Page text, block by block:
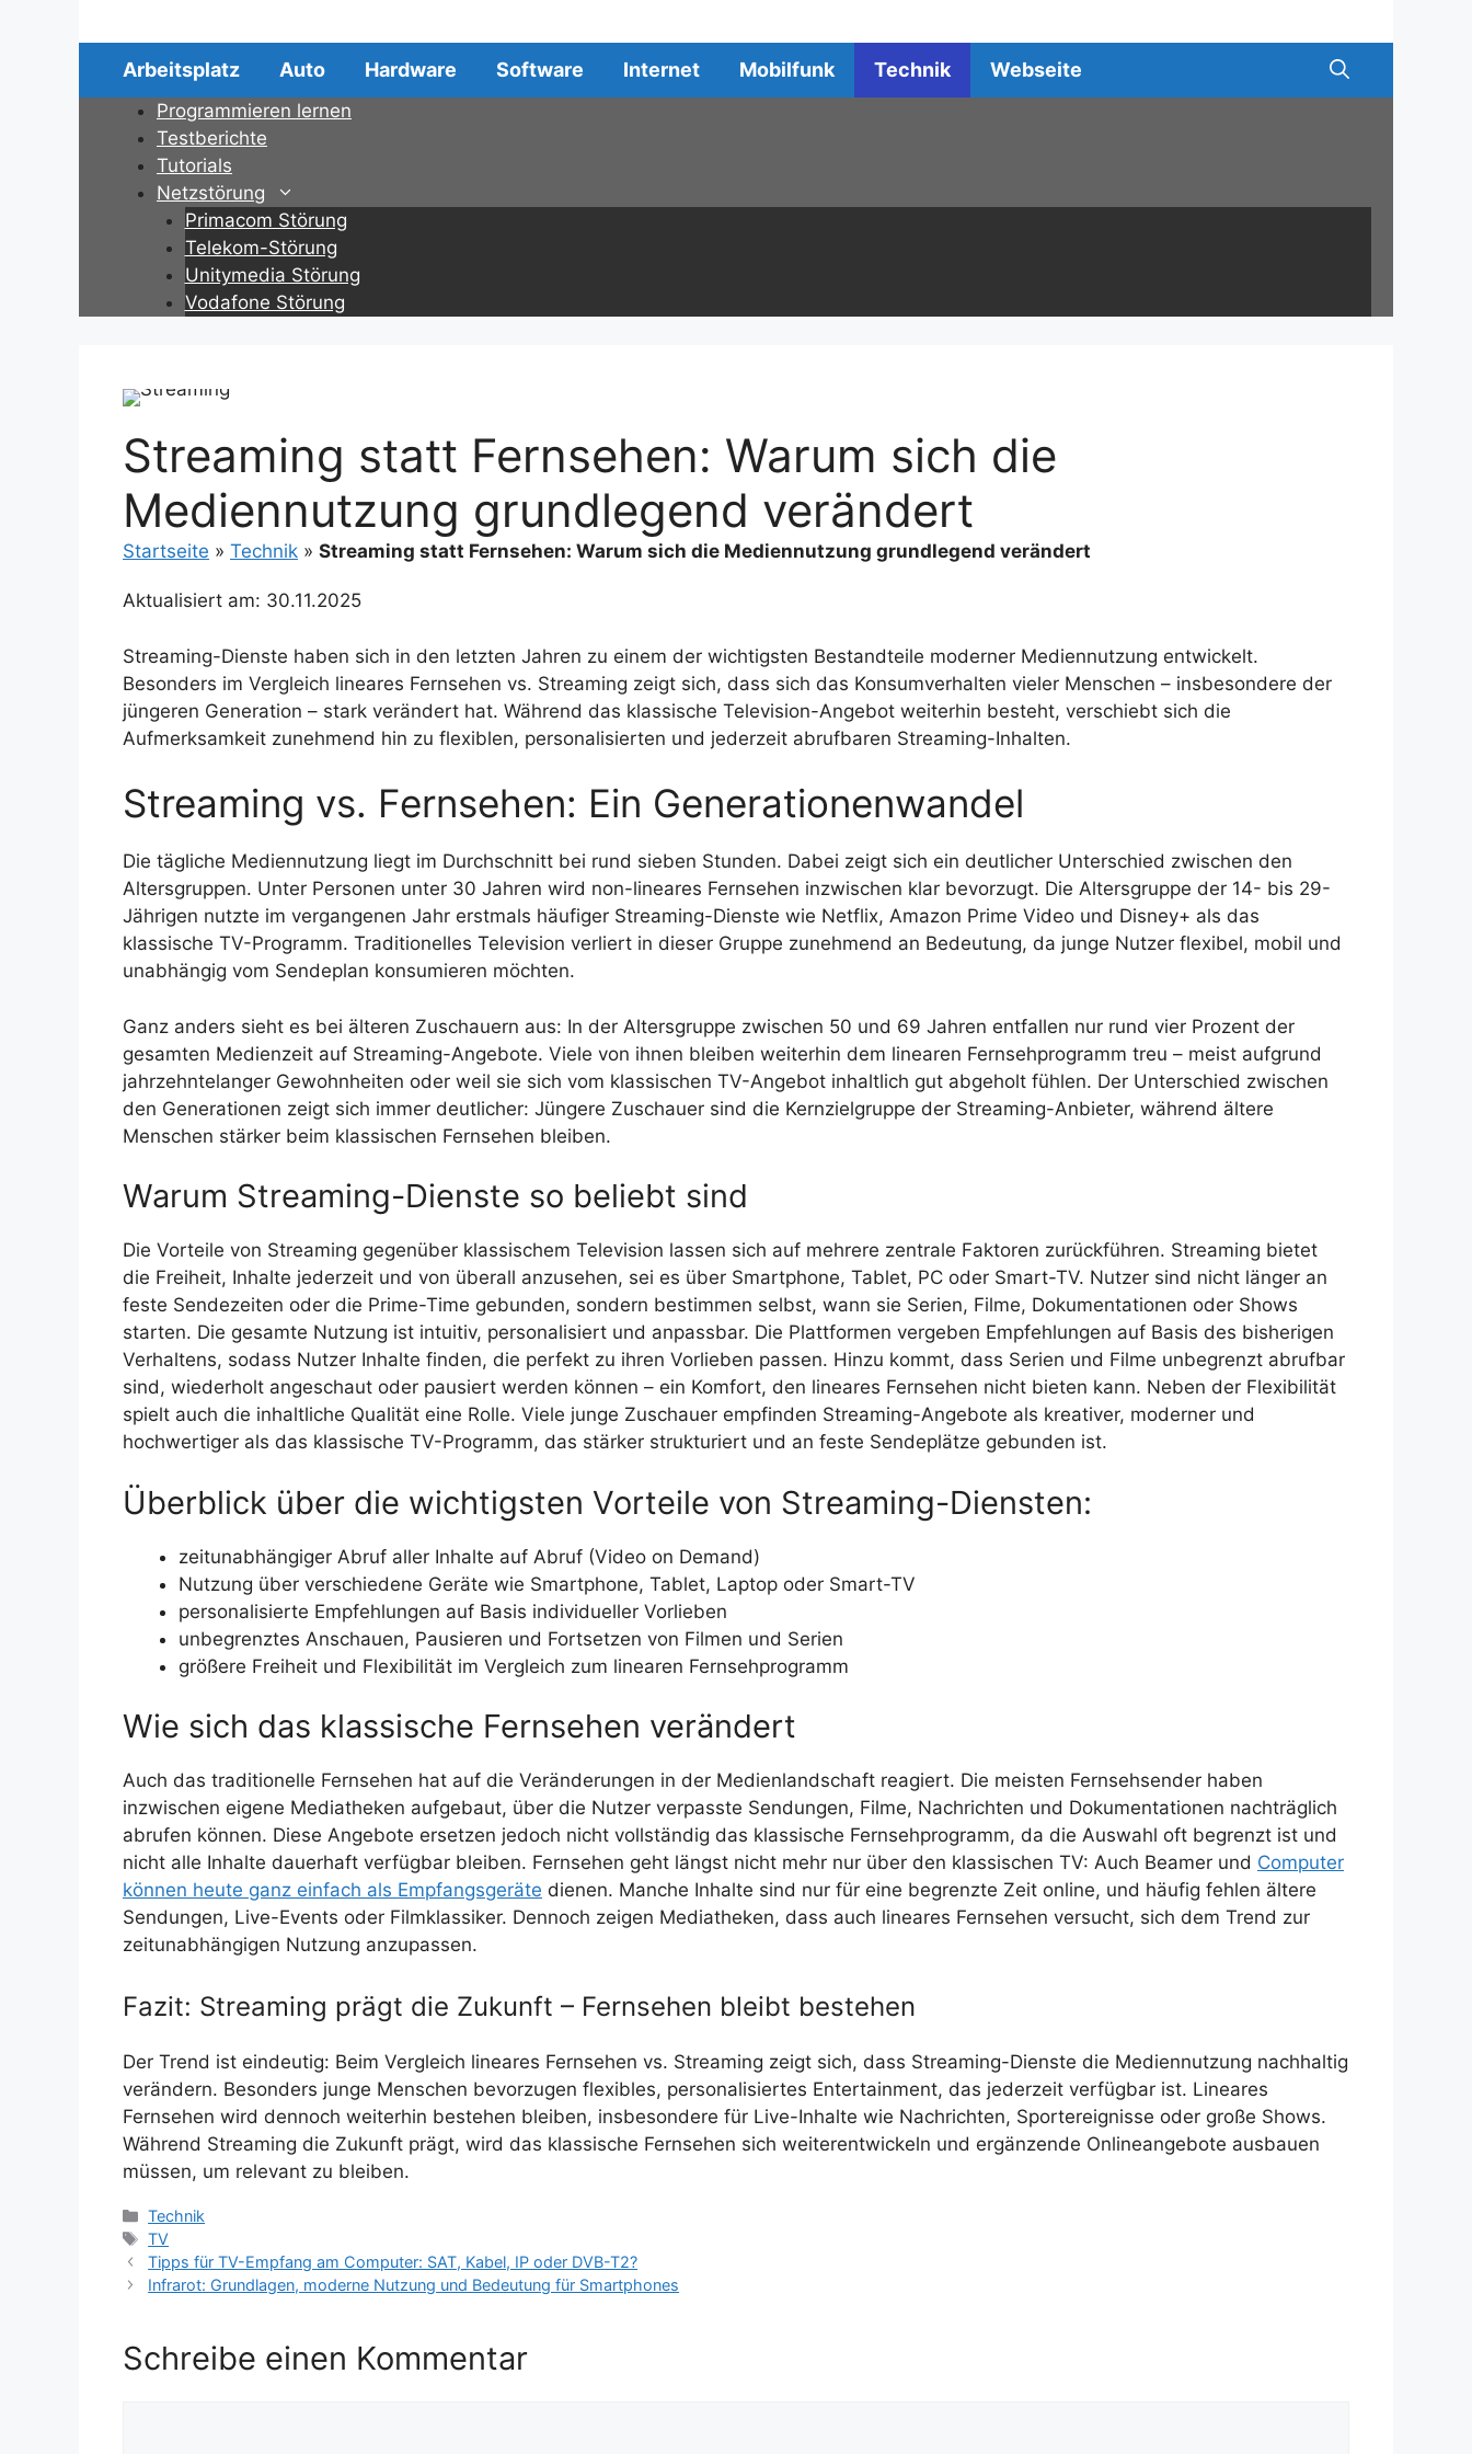
Arbeitsplatz Auto Hardware Software Internet Mobilfunk Technik Webseite
Programmieren lernen
Testberichte
Tutorials
Netzstörung
Primacom Störung
Telekom-Störung
Unitymedia Störung
Vodafone Störung
Streaming statt Fernsehen: Warum sich die
Mediennutzung grundlegend verändert
Startseite » Technik » Streaming statt Fernsehen: Warum sich die Mediennutzung grundlegend verändert
Aktualisiert am: 30.11.2025
Streaming-Dienste haben sich in den letzten Jahren zu einem der wichtigsten Bestandteile moderner Mediennutzung entwickelt.
Besonders im Vergleich lineares Fernsehen vs. Streaming zeigt sich, dass sich das Konsumverhalten vieler Menschen – insbesondere der
jüngeren Generation – stark verändert hat. Während das klassische Television-Angebot weiterhin besteht, verschiebt sich die
Aufmerksamkeit zunehmend hin zu flexiblen, personalisierten und jederzeit abrufbaren Streaming-Inhalten.
Streaming vs. Fernsehen: Ein Generationenwandel
Die tägliche Mediennutzung liegt im Durchschnitt bei rund sieben Stunden. Dabei zeigt sich ein deutlicher Unterschied zwischen den
Altersgruppen. Unter Personen unter 30 Jahren wird non-lineares Fernsehen inzwischen klar bevorzugt. Die Altersgruppe der 14- bis 29-
Jährigen nutzte im vergangenen Jahr erstmals häufiger Streaming-Dienste wie Netflix, Amazon Prime Video und Disney+ als das
klassische TV-Programm. Traditionelles Television verliert in dieser Gruppe zunehmend an Bedeutung, da junge Nutzer flexibel, mobil und
unabhängig vom Sendeplan konsumieren möchten.
Ganz anders sieht es bei älteren Zuschauern aus: In der Altersgruppe zwischen 50 und 69 Jahren entfallen nur rund vier Prozent der
gesamten Medienzeit auf Streaming-Angebote. Viele von ihnen bleiben weiterhin dem linearen Fernsehprogramm treu – meist aufgrund
jahrzehntelanger Gewohnheiten oder weil sie sich vom klassischen TV-Angebot inhaltlich gut abgeholt fühlen. Der Unterschied zwischen
den Generationen zeigt sich immer deutlicher: Jüngere Zuschauer sind die Kernzielgruppe der Streaming-Anbieter, während ältere
Menschen stärker beim klassischen Fernsehen bleiben.
Warum Streaming-Dienste so beliebt sind
Die Vorteile von Streaming gegenüber klassischem Television lassen sich auf mehrere zentrale Faktoren zurückführen. Streaming bietet
die Freiheit, Inhalte jederzeit und von überall anzusehen, sei es über Smartphone, Tablet, PC oder Smart-TV. Nutzer sind nicht länger an
feste Sendezeiten oder die Prime-Time gebunden, sondern bestimmen selbst, wann sie Serien, Filme, Dokumentationen oder Shows
starten. Die gesamte Nutzung ist intuitiv, personalisiert und anpassbar. Die Plattformen vergeben Empfehlungen auf Basis des bisherigen
Verhaltens, sodass Nutzer Inhalte finden, die perfekt zu ihren Vorlieben passen. Hinzu kommt, dass Serien und Filme unbegrenzt abrufbar
sind, wiederholt angeschaut oder pausiert werden können – ein Komfort, den lineares Fernsehen nicht bieten kann. Neben der Flexibilität
spielt auch die inhaltliche Qualität eine Rolle. Viele junge Zuschauer empfinden Streaming-Angebote als kreativer, moderner und
hochwertiger als das klassische TV-Programm, das stärker strukturiert und an feste Sendeplätze gebunden ist.
Überblick über die wichtigsten Vorteile von Streaming-Diensten:
zeitunabhängiger Abruf aller Inhalte auf Abruf (Video on Demand)
Nutzung über verschiedene Geräte wie Smartphone, Tablet, Laptop oder Smart-TV
personalisierte Empfehlungen auf Basis individueller Vorlieben
unbegrenztes Anschauen, Pausieren und Fortsetzen von Filmen und Serien
größere Freiheit und Flexibilität im Vergleich zum linearen Fernsehprogramm
Wie sich das klassische Fernsehen verändert
Auch das traditionelle Fernsehen hat auf die Veränderungen in der Medienlandschaft reagiert. Die meisten Fernsehsender haben
inzwischen eigene Mediatheken aufgebaut, über die Nutzer verpasste Sendungen, Filme, Nachrichten und Dokumentationen nachträglich
abrufen können. Diese Angebote ersetzen jedoch nicht vollständig das klassische Fernsehprogramm, da die Auswahl oft begrenzt ist und
nicht alle Inhalte dauerhaft verfügbar bleiben. Fernsehen geht längst nicht mehr nur über den klassischen TV: Auch Beamer und Computer
können heute ganz einfach als Empfangsgeräte dienen. Manche Inhalte sind nur für eine begrenzte Zeit online, und häufig fehlen ältere
Sendungen, Live-Events oder Filmklassiker. Dennoch zeigen Mediatheken, dass auch lineares Fernsehen versucht, sich dem Trend zur
zeitunabhängigen Nutzung anzupassen.
Fazit: Streaming prägt die Zukunft – Fernsehen bleibt bestehen
Der Trend ist eindeutig: Beim Vergleich lineares Fernsehen vs. Streaming zeigt sich, dass Streaming-Dienste die Mediennutzung nachhaltig
verändern. Besonders junge Menschen bevorzugen flexibles, personalisiertes Entertainment, das jederzeit verfügbar ist. Lineares
Fernsehen wird dennoch weiterhin bestehen bleiben, insbesondere für Live-Inhalte wie Nachrichten, Sportereignisse oder große Shows.
Während Streaming die Zukunft prägt, wird das klassische Fernsehen sich weiterentwickeln und ergänzende Onlineangebote ausbauen
müssen, um relevant zu bleiben.
Kategorien
Technik
Schlagwörter
TV
Tipps für TV-Empfang am Computer: SAT, Kabel, IP oder DVB-T2?
Infrarot: Grundlagen, moderne Nutzung und Bedeutung für Smartphones
Schreibe einen Kommentar